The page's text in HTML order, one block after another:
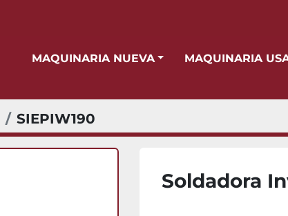
MAQUINARIA NUEVA MAQUINARIA
SIEPIW190
Soldadora